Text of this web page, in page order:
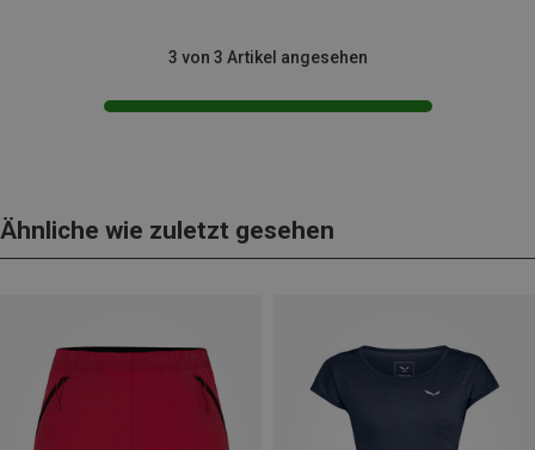
3 von 3 Artikel angesehen
Ähnliche wie zuletzt gesehen